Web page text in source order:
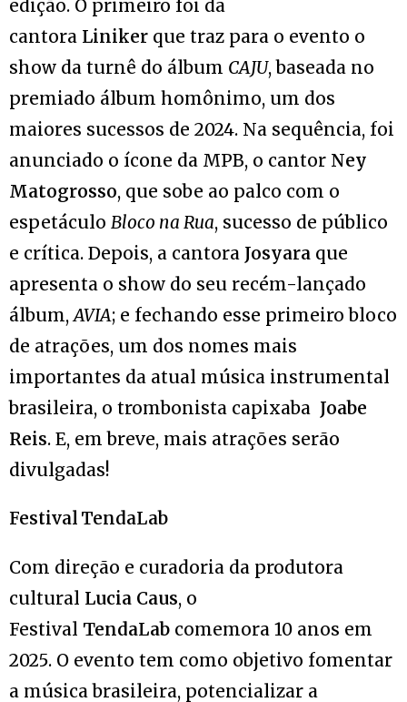
edição. O primeiro foi da
cantora Liniker que traz para o evento o
show da turnê do álbum CAJU, baseada no
premiado álbum homônimo, um dos
maiores sucessos de 2024. Na sequência, foi
anunciado o ícone da MPB, o cantor Ney
Matogrosso, que sobe ao palco com o
espetáculo Bloco na Rua, sucesso de público
e crítica. Depois, a cantora Josyara que
apresenta o show do seu recém-lançado
álbum,AVIA; e fechando esse primeiro bloco
de atrações, um dos nomes mais
importantes da atual música instrumental
brasileira, o trombonista capixaba Joabe
Reis. E, em breve, mais atrações serão
divulgadas!
Festival TendaLab
Com direção e curadoria da produtora
cultural Lucia Caus, o
Festival TendaLab comemora 10 anos em
2025. O evento tem como objetivo fomentar
a música brasileira, potencializar a